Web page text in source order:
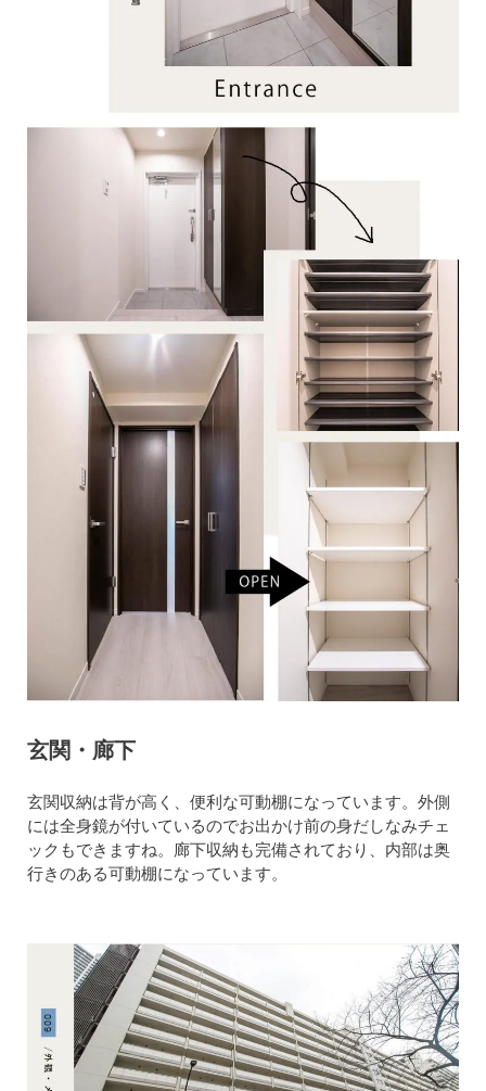
玄関・廊下
玄関収納は背が高く、便利な可動棚になっています。外側
には全身鏡が付いているのでお出かけ前の身だしなみチェ
ックもできますね。廊下収納も完備されており、内部は奥
行きのある可動棚になっています。